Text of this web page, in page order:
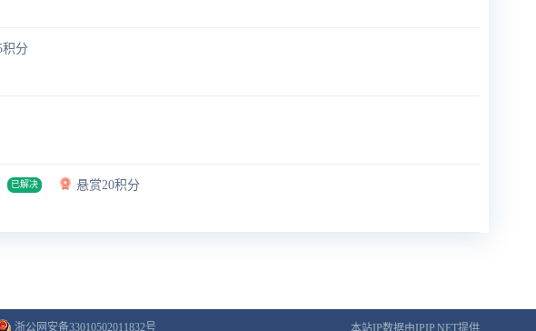
积分
已解决
悬赏20积分
浙公网安备33010502011832号 本站IP数据由IPIP.NET提供